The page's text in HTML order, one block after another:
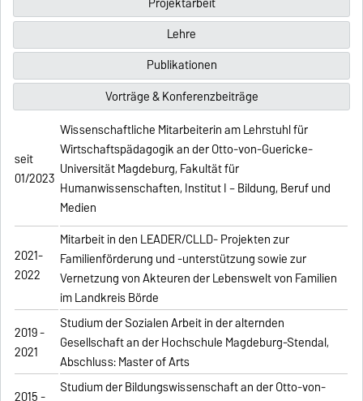
Lehre
Publikationen
Vorträge & Konferenzbeiträge
seit
01/2023
Wissenschaftliche Mitarbeiterin am Lehrstuhl für
Wirtschaftspädagogik an der Otto-von-Guericke-
Universität Magdeburg, Fakultät für
Humanwissenschaften, Institut I – Bildung, Beruf und
Medien
2021-
2022
Mitarbeit in den LEADER/CLLD- Projekten zur
Familienförderung und -unterstützung sowie zur
Vernetzung von Akteuren der Lebenswelt von Familien
im Landkreis Börde
2019 -
2021
Studium der Sozialen Arbeit in der alternden
Gesellschaft an der Hochschule Magdeburg-Stendal,
Abschluss: Master of Arts
2015 -
Studium der Bildungswissenschaft an der Otto-von-